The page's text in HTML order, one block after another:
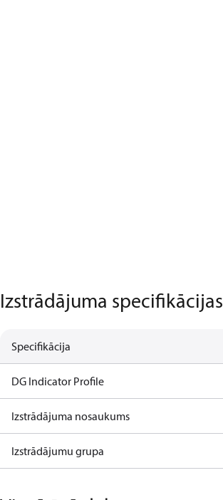
Izstrādājuma specifikācijas
Specifikācija
DG Indicator Profile
Izstrādājuma nosaukums
Izstrādājumu grupa